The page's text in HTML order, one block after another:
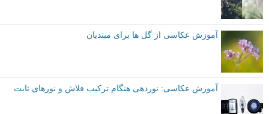
آموزش عکاسی از گل ها برای مبتدیان
آموزش عکاسی: نوردهی هنگام ترکیب فلاش و نورهای ثابت